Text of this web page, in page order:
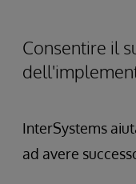
Consentire il
InterSystems
ad avere